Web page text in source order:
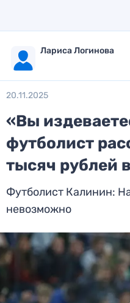
Лариса Логинова
20.11.2025
«Вы
футболист
тысяч рублей
Футболист Калинин:
невозможно